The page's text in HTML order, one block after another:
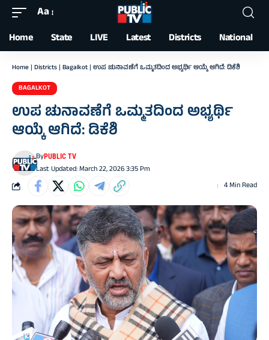
Font
Resizer
Aa
Home State LIVE Latest Districts National
Home | Districts | Bagalkot | ಉಪ ಚುನಾವಣೆಗೆ ಒಮ್ಮತದಿಂದ ಅಭ್ಯರ್ಥಿ ಆಯ್ಕೆ ಆಗಿದೆ: ಡಿಕೆಶಿ
BAGALKOT
ಉಪ ಚುನಾವಣೆಗೆ ಒಮ್ಮತದಿಂದ ಅಭ್ಯರ್ಥಿ
ಆಯ್ಕೆ ಆಗಿದೆ: ಡಿಕೆಶಿ
Last Updated: March 22, 2026 3:35 Pm
ByPUBLIC TV
4 Min Read